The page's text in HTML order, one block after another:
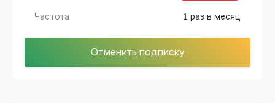
Частота 1 раз в месяц
Отменить подписку